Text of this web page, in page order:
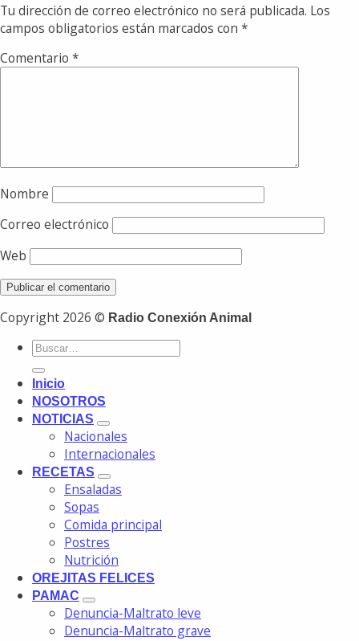
Tu dirección de correo electrónico no será publicada. Los
campos obligatorios están marcados con *
Comentario *
Nombre
Correo electrónico
Web
Copyright 2026 © Radio Conexión Animal
Inicio
NOSOTROS
NOTICIAS
Nacionales
Internacionales
RECETAS
Ensaladas
Sopas
Comida principal
Postres
Nutrición
OREJITAS FELICES
PAMAC
Denuncia-Maltrato leve
Denuncia-Maltrato grave